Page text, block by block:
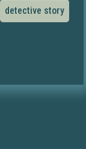
detective story